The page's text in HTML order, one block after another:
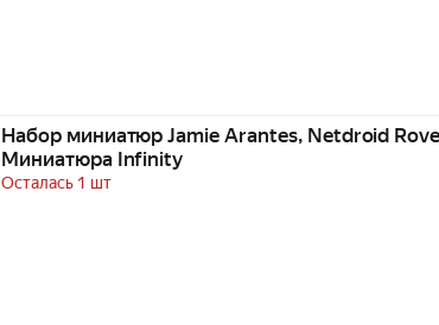
Набор миниатюр Jamie Arantes, Netdroid
Миниатюра Infinity
Осталась 1 шт